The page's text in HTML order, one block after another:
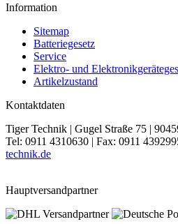
Information
Sitemap
Batteriegesetz
Service
Elektro- und
Artikelzustand
Kontaktdaten
Tiger Technik | Gugel Straße 75 |
Tel: 0911 4310630 | Fax: 0911
technik.de
Hauptversandpartner